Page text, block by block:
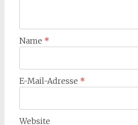
Name *
E-Mail-Adresse *
Website